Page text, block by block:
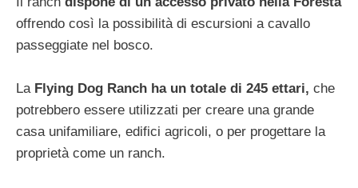
offrendo così la possibilità di escursioni a cavallo
passeggiate nel bosco.
La Flying Dog Ranch ha un totale di 245 ettari, che
potrebbero essere utilizzati per creare una grande
casa unifamiliare, edifici agricoli, o per progettare la
proprietà come un ranch.